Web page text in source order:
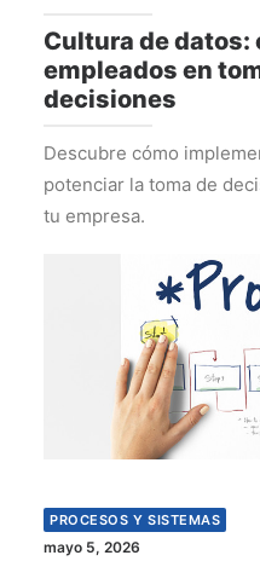
Cultura de
empleados en
decisiones
Descubre cómo
potenciar la toma de
tu empresa.
PROCESOS Y SISTEMAS
mayo 5, 2026